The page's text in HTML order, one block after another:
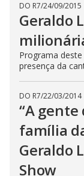
DO R7/24/09/2015
Geraldo
Programa
presença da
DO R7/22/03/2014
“A
família
Geraldo
Show